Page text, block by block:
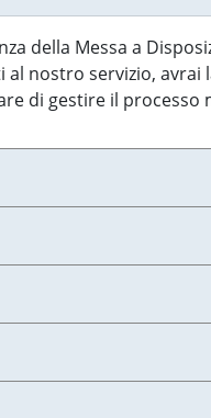
della Messa a
nostro servizio, avrai
di gestire il processo